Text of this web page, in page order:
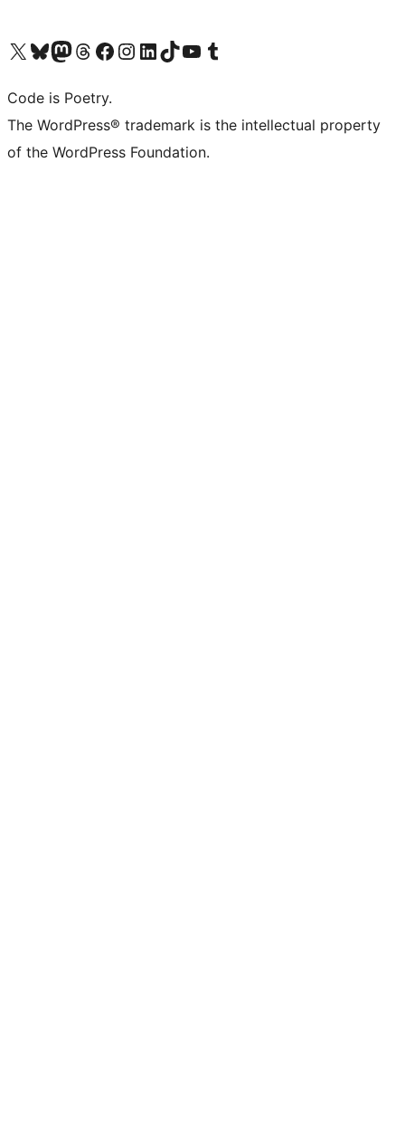
Visita il nostro account X (ex Twitter)
Visita il nostro account Bluesky
Visita il nostro account Mastodon
Visita il nostro account Threads
Visita la nostra pagina Facebook
Visita il nostro account Instagram
Visita il nostro account LinkedIn
Visita il nostro account TikTok
Visita il nostro canale YouTube
Visita il nostro account Tumblr
Code is Poetry.
The WordPress® trademark is the intellectual property
of the WordPress Foundation.